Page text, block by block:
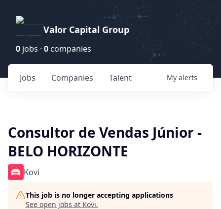
Valor Capital Group
0 jobs · 0 companies
Jobs Companies Talent My alerts
Consultor de Vendas Júnior -
BELO HORIZONTE
Kovi
This job is no longer accepting applications
See open jobs at Kovi.